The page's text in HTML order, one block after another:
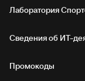
Лаборатория
Сведения об
Промокоды